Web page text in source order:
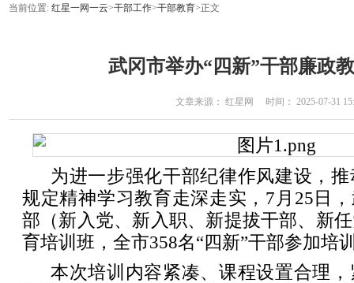
当前位置: 红星一网一云>干部工作>干部教育>正文
武冈市举办“四新”干部廉政
文章来源： 红星网 时间： 2025-07-31
为进一步强化干部纪律作风建设，
规定精神学习教育走深走实，7月25日
部（新入党、新入职、新提拔干部、新
育培训班，全市358名“四新”干部参加培
本次培训内容紧凑、课程设置合理